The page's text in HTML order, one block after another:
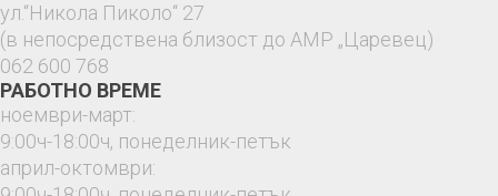
ул.“Никола Пиколо“ 27
(в непосредствена близост до АМР „Царевец)
062 600 768
РАБОТНО ВРЕМЕ
ноември-март:
9:00ч-18:00ч, понеделник-петък
април-октомври: